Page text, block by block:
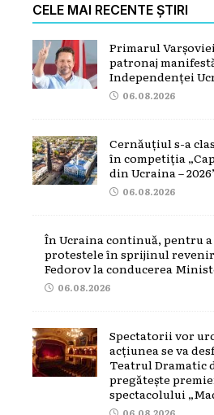
CELE MAI RECENTE ȘTIRI
Primarul
patronaj
Independenței
06.08.2026
Cernăuțiul s-a
în competiția
din Ucraina –
06.08.2026
În Ucraina continuă, pentru a
protestele în sprijinul
Fedorov la conducerea
06.08.2026
Spectatorii vor
acțiunea se va
Teatrul Dramatic
pregătește
spectacolului